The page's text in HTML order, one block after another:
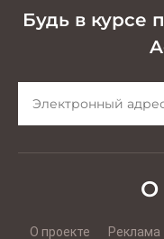
Будь в курсе
О
О проекте Реклама